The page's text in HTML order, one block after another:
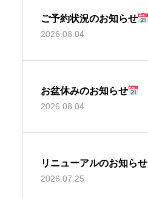
ご予約状況のお知らせ
2026.08.04
お盆休みのお知らせ
2026.08.04
リニューアルのお知らせ
2026.07.25